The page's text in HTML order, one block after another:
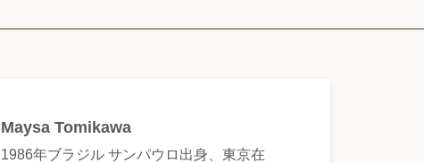
Maysa Tomikawa
1986年ブラジル サンパウロ出身、東京在